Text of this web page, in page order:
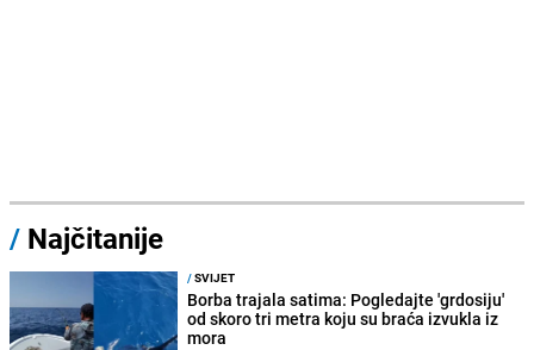
/ Najčitanije
/SVIJET
Borba trajala satima: Pogledajte 'grdosiju'
od skoro tri metra koju su braća izvukla iz
mora